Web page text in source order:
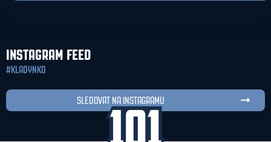
INSTAGRAM FEED
#KLADYNKO
SLEDOVAT NA INSTAGRAMU